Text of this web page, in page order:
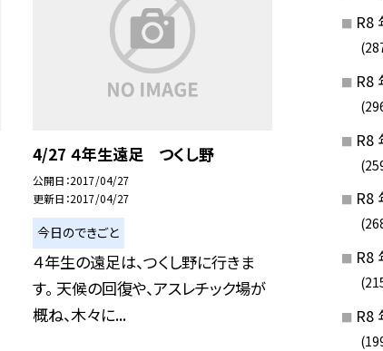
4/27 ４年生遠足 つくし野
公開日 2017/04/27
更新日 2017/04/27
今日のできごと
４年生の遠足は、つくし野に行きま
す。 天候の回復や、アスレチック場が
概ね、木々に...
R8
R8
R8
R8
R8
R8